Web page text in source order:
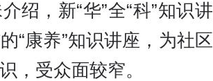
绍，新“华”全“科”知识讲
“康养”知识讲座，为社区
，受众面较窄。